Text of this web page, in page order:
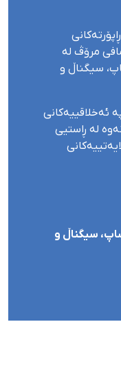
مرۆڤ لە
سیگناڵ و
ئەخلاقییەکانی
لە ڕاستیی
سیگناڵ و